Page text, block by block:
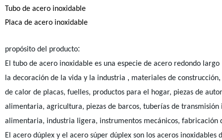
Tubo de acero inoxidable
Placa de acero inoxidable
propósito del producto:
El tubo de acero inoxidable es una especie de acero redondo largo
la decoración de la vida y la industria , materiales de construcción,
de calor de placas, fuelles, productos para el hogar, piezas de
alimentaria, agricultura, piezas de barcos, tuberías de
alimentaria, industria ligera, instrumentos mecánicos, fabricación
El acero dúplex y el acero súper dúplex son los aceros inoxidables